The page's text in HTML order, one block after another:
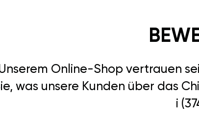
Online-Shop vertrauen
was unsere Kunden über das
i